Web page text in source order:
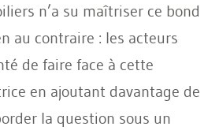
n’a su maîtriser ce bond
au contraire : les acteurs
de faire face à cette
en ajoutant davantage de
la question sous un